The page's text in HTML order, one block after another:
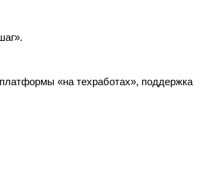
«на техработах», поддержка